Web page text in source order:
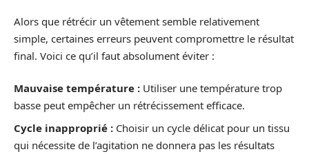
Alors que rétrécir un vêtement semble relativement
simple, certaines erreurs peuvent compromettre le résultat
final. Voici ce qu’il faut absolument éviter :
Mauvaise température : Utiliser une température trop
basse peut empêcher un rétrécissement efficace.
Cycle inapproprié : Choisir un cycle délicat pour un tissu
qui nécessite de l’agitation ne donnera pas les résultats